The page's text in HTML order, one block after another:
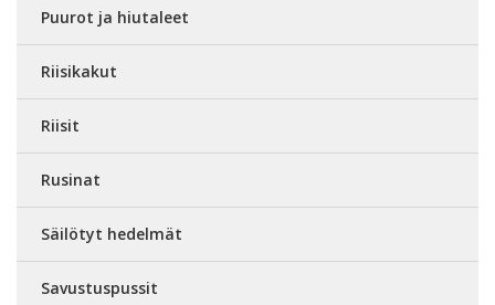
Puurot ja hiutaleet
Riisikakut
Riisit
Rusinat
Säilötyt hedelmät
Savustuspussit